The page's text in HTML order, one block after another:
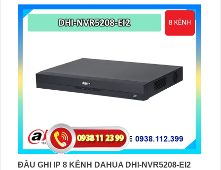
ĐẦU GHI IP 8 KÊNH DAHUA DHI-NVR5208-EI2